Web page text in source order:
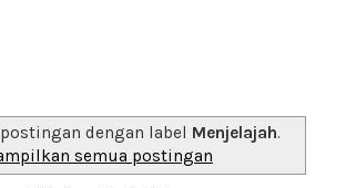
dengan label Menjelajah.
semua postingan